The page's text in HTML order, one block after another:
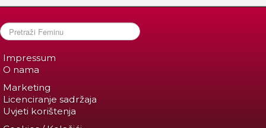
Impressum
O nama
Marketing
Licenciranje sadržaja
Uvjeti korištenja